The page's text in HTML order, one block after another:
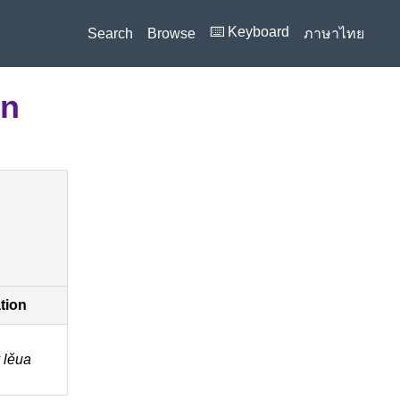
Search Browse ⌨️ Keyboard ภาษาไทย
lěua